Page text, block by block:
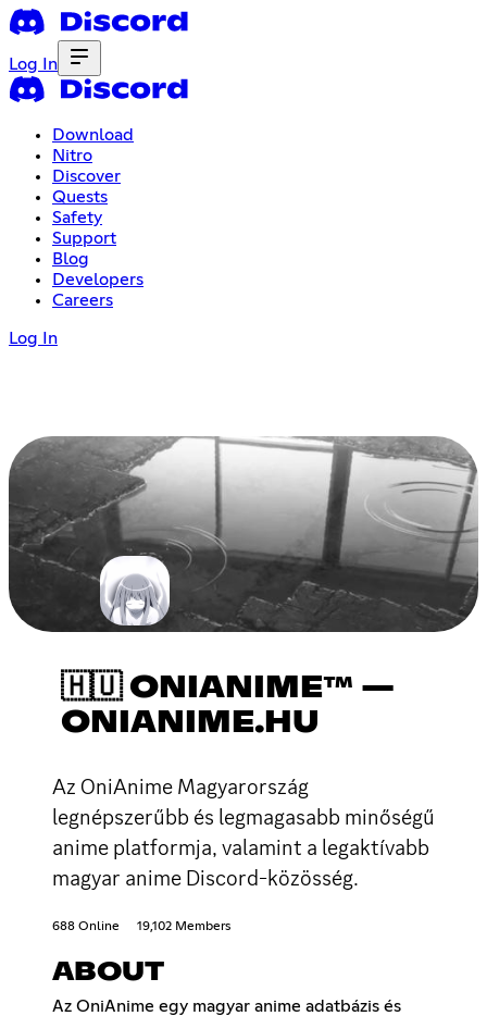
Log In
Download
Nitro
Discover
Quests
Safety
Support
Blog
Developers
Careers
Log In
🇭🇺 ONIANIME™ —
ONIANIME.HU
Az OniAnime Magyarország
legnépszerűbb és legmagasabb minőségű
anime platformja, valamint a legaktívabb
magyar anime Discord-közösség.
688 Online 19,102 Members
ABOUT
Az OniAnime egy magyar anime adatbázis és